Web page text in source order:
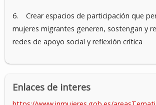
6. Crear espacios de participación que
mujeres migrantes generen, sostengan y
redes de apoyo social y reflexión crítica
Enlaces de interes